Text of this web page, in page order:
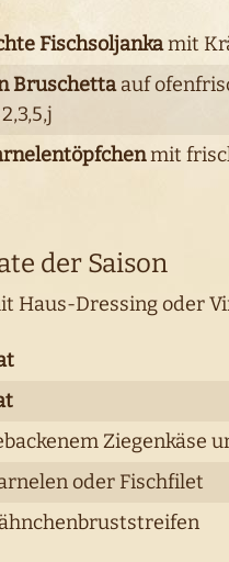
Fischsoljankamit
Bruschettaauf
mit
der Saison
Haus-Dressing oder
Ziegenkäse
oder Fischfilet